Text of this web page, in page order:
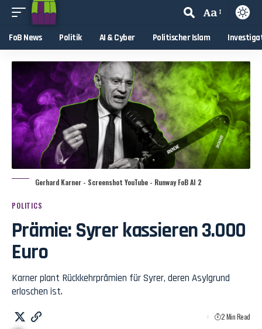
Aa
FoB News Politik AI & Cyber Politischer Islam
Gerhard Karner - Screenshot YouTube - Runway FoB AI 2
POLITICS
Prämie: Syrer kassieren 3.000
Euro
Karner plant Rückkehrprämien für Syrer, deren Asylgrund
erloschen ist.
2 Min Read